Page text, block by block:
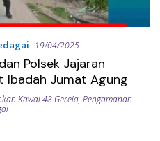
19/04/2025
Polsek Jajaran
Ibadah Jumat Agung
Kawal 48 Gereja, Pengamanan